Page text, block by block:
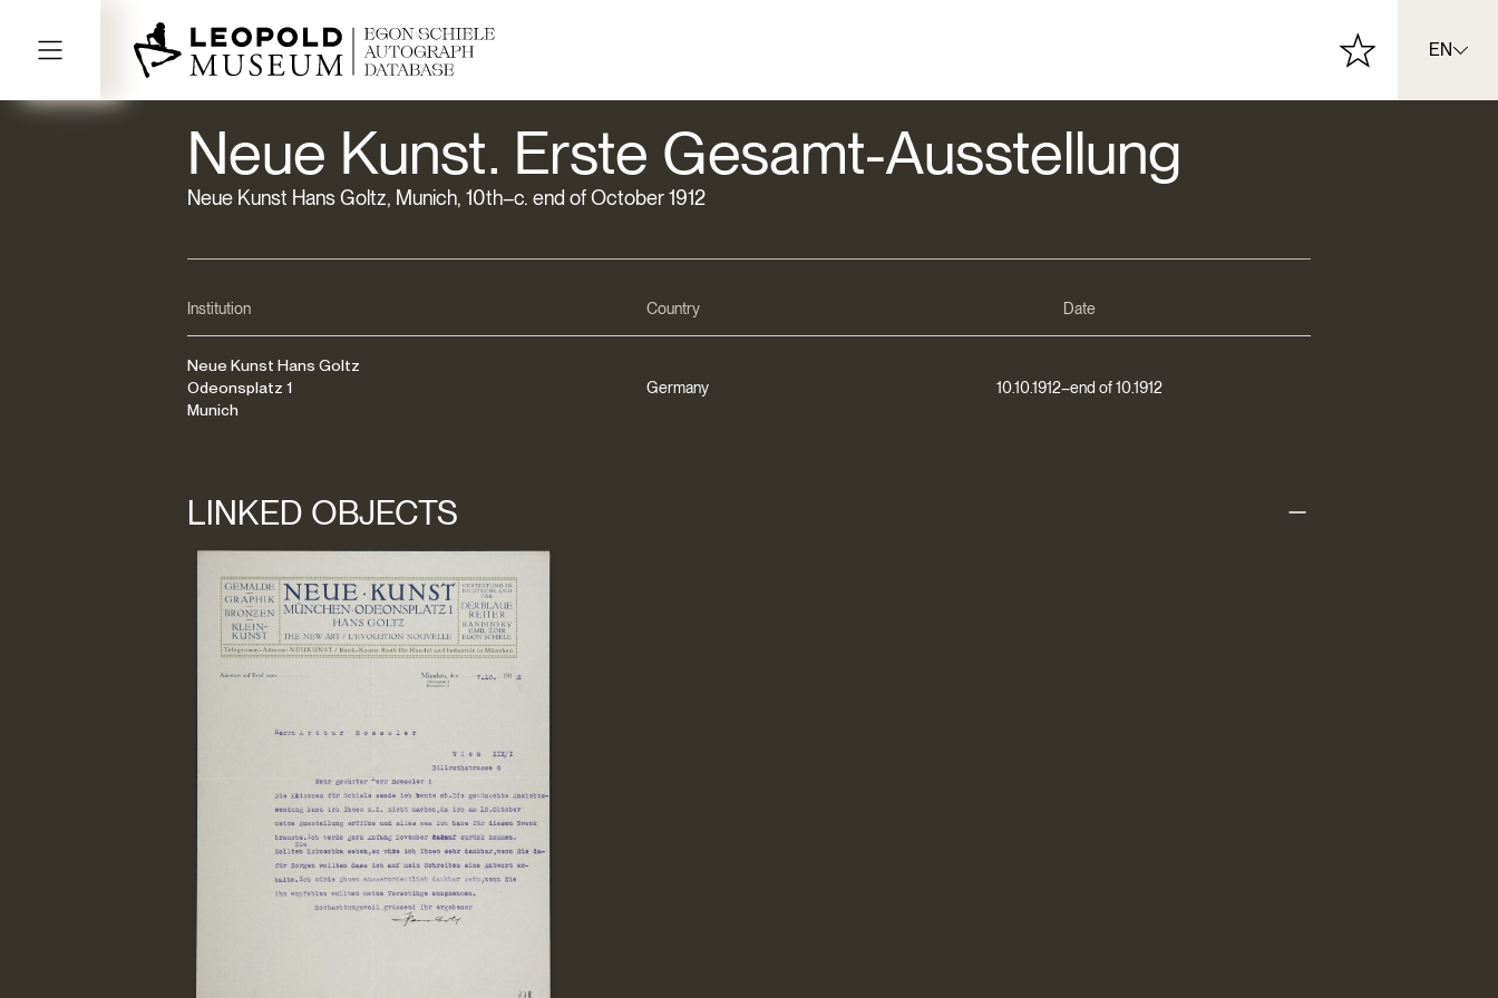
EN
Neue Kunst. Erste Gesamt-Ausstellung
Neue Kunst Hans Goltz, Munich, 10th–c. end of October 1912
Institution Country Date
Neue Kunst Hans Goltz
Odeonsplatz 1
Munich
Germany 10.10.1912–end of 10.1912
LINKED OBJECTS